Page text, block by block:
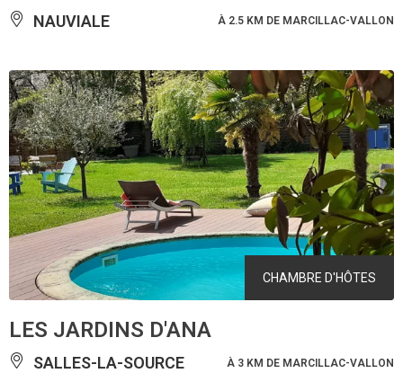
NAUVIALE À 2.5 KM DE MARCILLAC-VALLON
CHAMBRE D'HÔTES
LES JARDINS D'ANA
SALLES-LA-SOURCE À 3 KM DE MARCILLAC-VALLON